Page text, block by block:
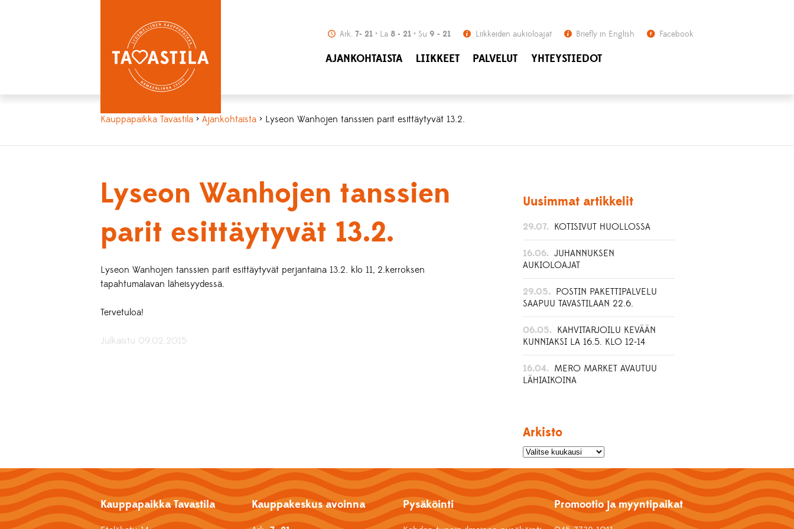
Ark. 7- 21 La 8 - 21 Su 9 - 21 Liikkeiden aukioloajat Briefly in English Facebook
AJANKOHTAISTA LIIKKEET PALVELUT YHTEYSTIEDOT
Kauppapaikka Tavastila >Ajankohtaista > Lyseon Wanhojen tanssien parit esittäytyvät 13.2.
Lyseon Wanhojen tanssien
parit esittäytyvät 13.2.
Lyseon Wanhojen tanssien parit esittäytyvät perjantaina 13.2. klo 11, 2.kerroksen
tapahtumalavan läheisyydessä.
Tervetuloa!
Julkaistu 09.02.2015
Uusimmat artikkelit
29.07. KOTISIVUT HUOLLOSSA
16.06. JUHANNUKSEN
AUKIOLOAJAT
29.05. POSTIN PAKETTIPALVELU
SAAPUU TAVASTILAAN 22.6.
06.05. KAHVITARJOILU KEVÄÄN
KUNNIAKSI LA 16.5. KLO 12-14
16.04. MERO MARKET AVAUTUU
LÄHIAIKOINA
Arkisto
Kauppapaikka Tavastila Kauppakeskus avoinna Pysäköinti Promootio ja myyntipaikat